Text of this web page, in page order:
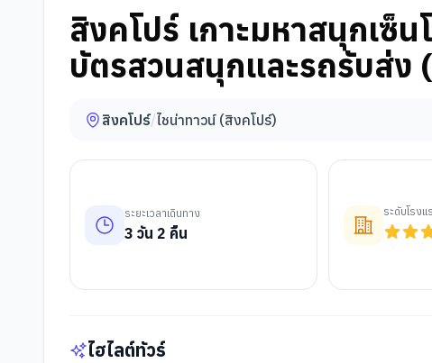
สิงคโปร์ เกาะมหาสนุกเซ็
บัตรสวนสนุกและรถรับส่ง
สิงคโปร์/ไชน่าทาวน์ (สิงคโปร์)
ระยะเวลาเดินทาง
3 วัน 2 คืน
ระดับโรงแ
ไฮไลต์ทัวร์